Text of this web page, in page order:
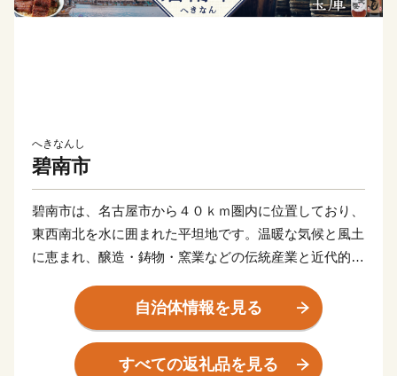
へきなんし
碧南市
碧南市は、名古屋市から４０ｋｍ圏内に位置しており、
東西南北を水に囲まれた平坦地です。温暖な気候と風土
に恵まれ、醸造・鋳物・窯業などの伝統産業と近代的な
と調和のとれた産業構造となっています。
自治体情報を見る
すべての返礼品を見る